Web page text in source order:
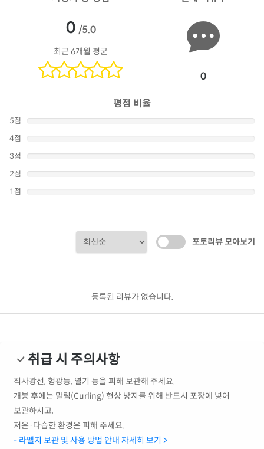
0 /5.0
최근 6개월 평균
0
평점 비율
5점
4점
3점
2점
1점
포토리뷰 모아보기
등록된 리뷰가 없습니다.
취급 시 주의사항
직사광선, 형광등, 열기 등을 피해 보관해 주세요.
개봉 후에는 말림(Curling) 현상 방지를 위해 반드시 포장에 넣어
보관하시고,
저온·다습한 환경은 피해 주세요.
- 라벨지 보관 및 사용 방법 안내 자세히 보기 >